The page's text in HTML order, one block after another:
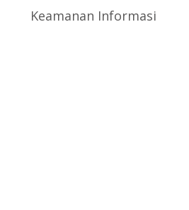
Keamanan Informasi